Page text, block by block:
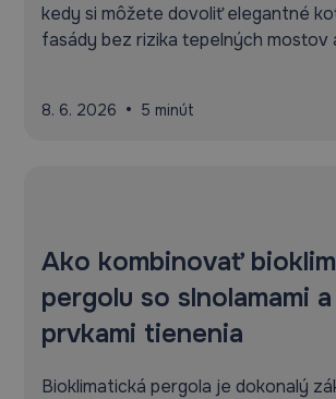
kedy si môžete dovoliť elegantné
fasády bez rizika tepelných mostov
8. 6. 2026 • 5 minút
Ako kombinovať
pergolu so slnolamami
prvkami tienenia
Bioklimatická pergola je dokonalý